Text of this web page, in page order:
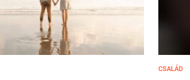
CSALÁD